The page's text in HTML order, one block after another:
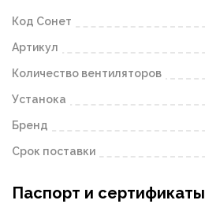
Код Сонет
Артикул
Количество вентиляторов
Устанока
Бренд
Срок поставки
Паспорт и сертификаты